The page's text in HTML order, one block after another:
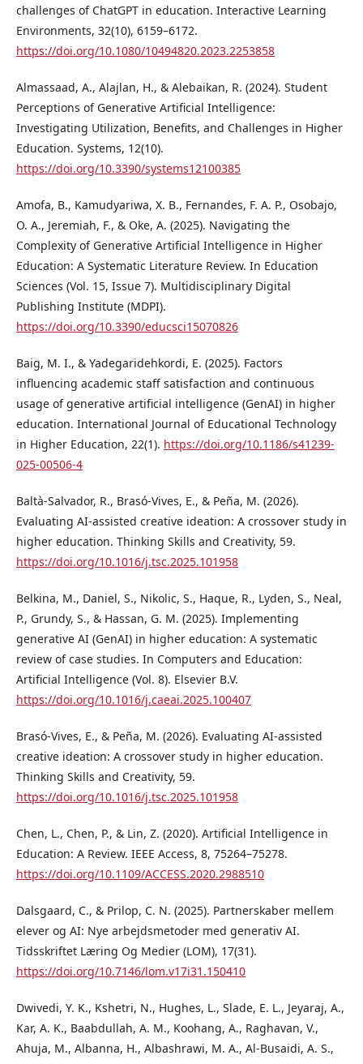
challenges of ChatGPT in education. Interactive Learning
Environments, 32(10), 6159–6172.
https://doi.org/10.1080/10494820.2023.2253858
Almassaad, A., Alajlan, H., & Alebaikan, R. (2024). Student
Perceptions of Generative Artificial Intelligence:
Investigating Utilization, Benefits, and Challenges in Higher
Education. Systems, 12(10).
https://doi.org/10.3390/systems12100385
Amofa, B., Kamudyariwa, X. B., Fernandes, F. A. P., Osobajo,
O. A., Jeremiah, F., & Oke, A. (2025). Navigating the
Complexity of Generative Artificial Intelligence in Higher
Education: A Systematic Literature Review. In Education
Sciences (Vol. 15, Issue 7). Multidisciplinary Digital
Publishing Institute (MDPI).
https://doi.org/10.3390/educsci15070826
Baig, M. I., & Yadegaridehkordi, E. (2025). Factors
influencing academic staff satisfaction and continuous
usage of generative artificial intelligence (GenAI) in higher
education. International Journal of Educational Technology
in Higher Education, 22(1). https://doi.org/10.1186/s41239-
025-00506-4
Baltà-Salvador, R., Brasó-Vives, E., & Peña, M. (2026).
Evaluating AI-assisted creative ideation: A crossover study in
higher education. Thinking Skills and Creativity, 59.
https://doi.org/10.1016/j.tsc.2025.101958
Belkina, M., Daniel, S., Nikolic, S., Haque, R., Lyden, S., Neal,
P., Grundy, S., & Hassan, G. M. (2025). Implementing
generative AI (GenAI) in higher education: A systematic
review of case studies. In Computers and Education:
Artificial Intelligence (Vol. 8). Elsevier B.V.
https://doi.org/10.1016/j.caeai.2025.100407
Brasó-Vives, E., & Peña, M. (2026). Evaluating AI-assisted
creative ideation: A crossover study in higher education.
Thinking Skills and Creativity, 59.
https://doi.org/10.1016/j.tsc.2025.101958
Chen, L., Chen, P., & Lin, Z. (2020). Artificial Intelligence in
Education: A Review. IEEE Access, 8, 75264–75278.
https://doi.org/10.1109/ACCESS.2020.2988510
Dalsgaard, C., & Prilop, C. N. (2025). Partnerskaber mellem
elever og AI: Nye arbejdsmetoder med generativ AI.
Tidsskriftet Læring Og Medier (LOM), 17(31).
https://doi.org/10.7146/lom.v17i31.150410
Dwivedi, Y. K., Kshetri, N., Hughes, L., Slade, E. L., Jeyaraj, A.,
Kar, A. K., Baabdullah, A. M., Koohang, A., Raghavan, V.,
Ahuja, M., Albanna, H., Albashrawi, M. A., Al-Busaidi, A. S.,